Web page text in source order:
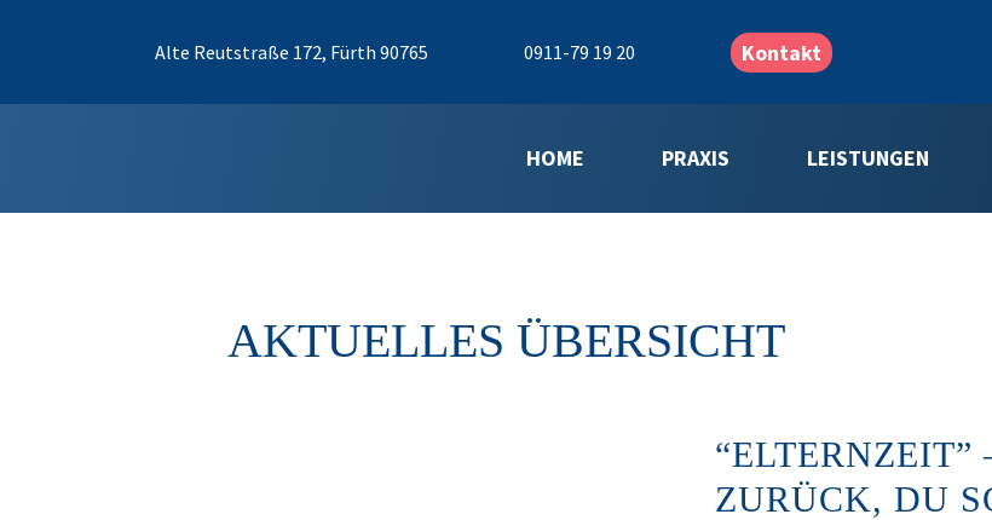
Alte Reutstraße 172, Fürth 90765 0911-79 19 20 Kontakt
HOME PRAXIS LEISTUNGEN
AKTUELLES ÜBERSICHT
ZURÜCK, DU